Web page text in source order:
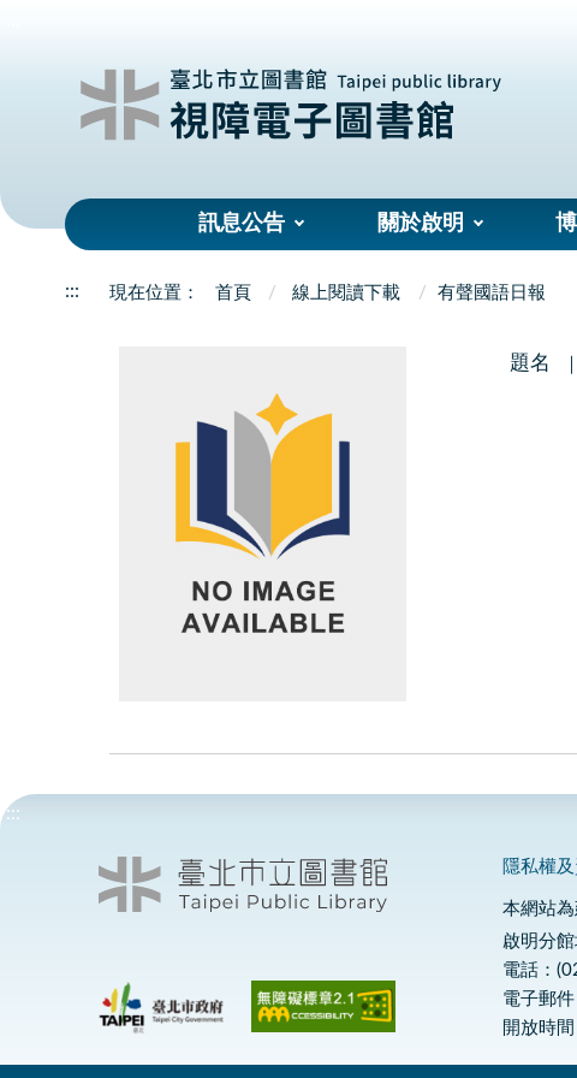
訊息公告 關於啟明
::: 首頁 線上閱讀下載 有聲國語日報
題名
:::
隱私權
本網站
啟明分
電話：
電子郵
開放時